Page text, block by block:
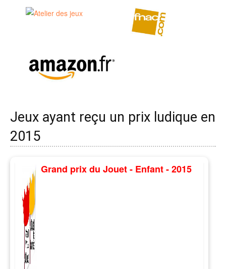
Jeux ayant reçu un prix ludique en
2015
Grand prix du Jouet - Enfant - 2015